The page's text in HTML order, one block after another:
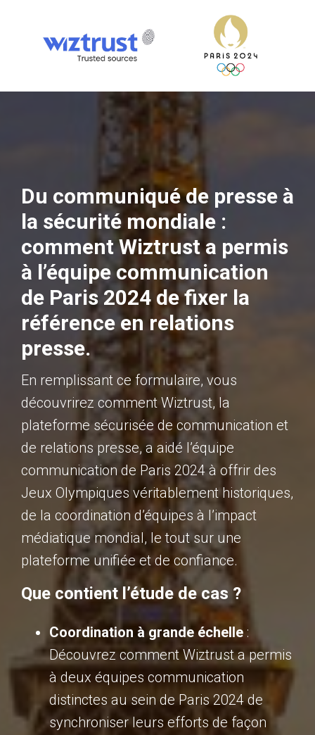
Du communiqué de presse à
la sécurité mondiale :
comment Wiztrust a permis
à l’équipe communication
de Paris 2024 de fixer la
référence en relations
presse.
En remplissant ce formulaire, vous
découvrirez comment Wiztrust, la
plateforme sécurisée de communication et
de relations presse, a aidé l’équipe
communication de Paris 2024 à offrir des
Jeux Olympiques véritablement historiques,
de la coordination d’équipes à l’impact
médiatique mondial, le tout sur une
plateforme unifiée et de confiance.
Que contient l’étude de cas ?
Coordination à grande échelle :
Découvrez comment Wiztrust a permis
à deux équipes communication
distinctes au sein de Paris 2024 de
synchroniser leurs efforts de façon